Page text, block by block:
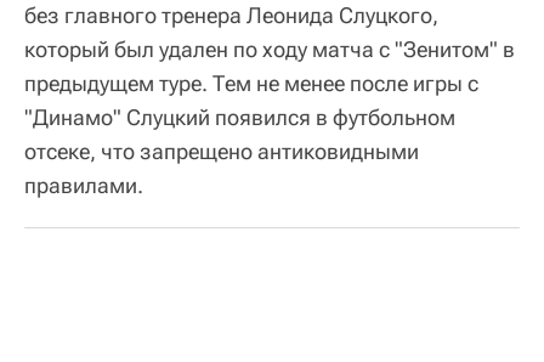
без главного тренера Леонида Слуцкого,
который был удален по ходу матча с "Зенитом" в
предыдущем туре. Тем не менее после игры с
"Динамо" Слуцкий появился в футбольном
отсеке, что запрещено антиковидными
правилами.